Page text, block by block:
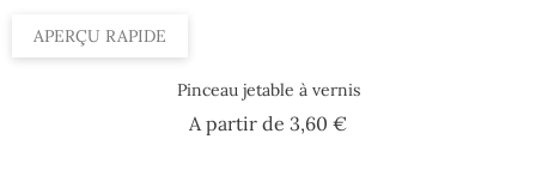
APERÇU RAPIDE
Pinceau jetable à vernis
A partir de 3,60 €Prix